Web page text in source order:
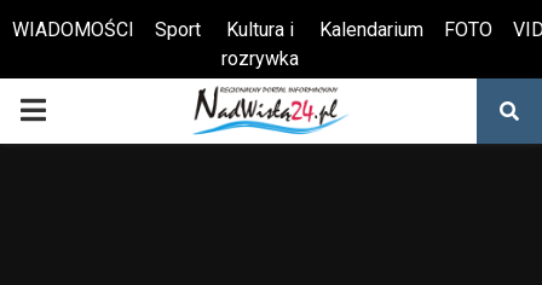
Otwórz pasek narzędzi
WIADOMOŚCI Sport
Kultura i
rozrywka
Kalendarium FOTO
PRIMARY